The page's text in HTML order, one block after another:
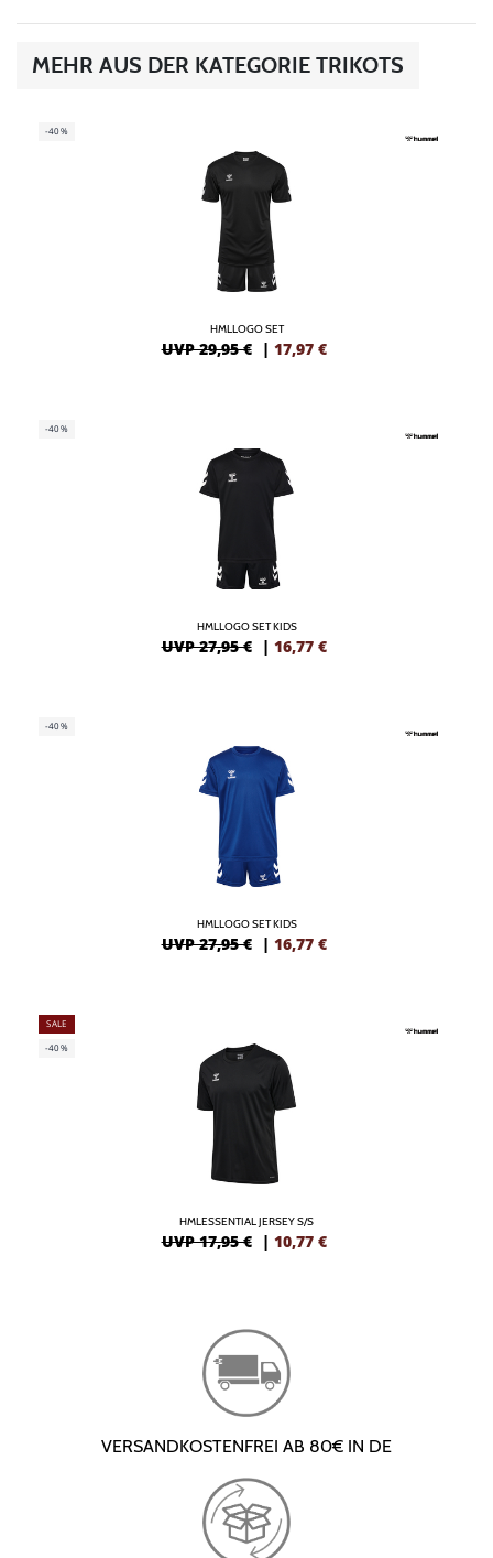
MEHR AUS DER KATEGORIE TRIKOTS
-40%
HMLLOGO SET
UVP 29,95 € | 17,97 €
-40%
HMLLOGO SET KIDS
UVP 27,95 € | 16,77 €
-40%
HMLLOGO SET KIDS
UVP 27,95 € | 16,77 €
SALE
-40%
HMLESSENTIAL JERSEY S/S
UVP 17,95 € | 10,77 €
VERSANDKOSTENFREI AB 80€ IN DE